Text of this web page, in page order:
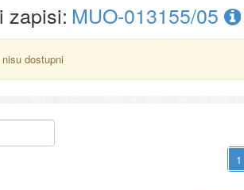
zapisi: MUO-013155/05
dostupni